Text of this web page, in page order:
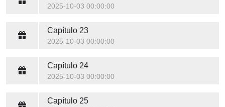
2025-10-03 00:00:00
Capítulo 23
2025-10-03 00:00:00
Capítulo 24
2025-10-03 00:00:00
Capítulo 25